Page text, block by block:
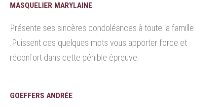
MASQUELIER MARYLAINE
Présente ses sincères condoléances à toute la famille
.Puissent ces quelques mots vous apporter force et
réconfort dans cette pénible épreuve.
GOEFFERS ANDRÉE